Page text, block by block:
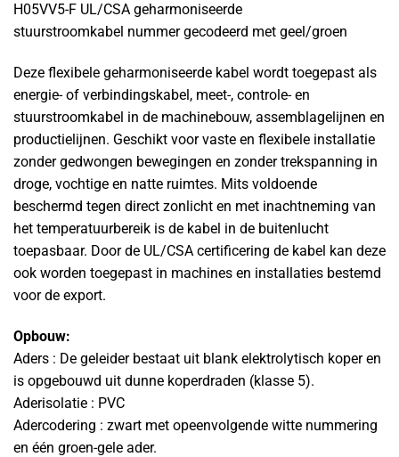
H05VV5-F UL/CSA geharmoniseerde
stuurstroomkabel nummer gecodeerd met geel/groen
Deze flexibele geharmoniseerde kabel wordt toegepast als
energie- of verbindingskabel, meet-, controle- en
stuurstroomkabel in de machinebouw, assemblagelijnen en
productielijnen. Geschikt voor vaste en flexibele installatie
zonder gedwongen bewegingen en zonder trekspanning in
droge, vochtige en natte ruimtes. Mits voldoende
beschermd tegen direct zonlicht en met inachtneming van
het temperatuurbereik is de kabel in de buitenlucht
toepasbaar. Door de UL/CSA certificering de kabel kan deze
ook worden toegepast in machines en installaties bestemd
voor de export.
Opbouw:
Aders : De geleider bestaat uit blank elektrolytisch koper en
is opgebouwd uit dunne koperdraden (klasse 5).
Aderisolatie : PVC
Adercodering : zwart met opeenvolgende witte nummering
en één groen-gele ader.